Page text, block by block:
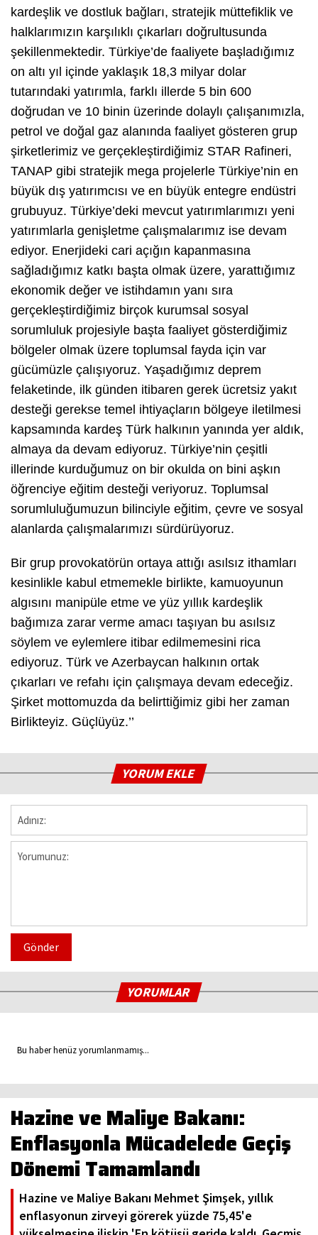
kardeşlik ve dostluk bağları, stratejik müttefiklik ve
halklarımızın karşılıklı çıkarları doğrultusunda
şekillenmektedir. Türkiye’de faaliyete başladığımız
on altı yıl içinde yaklaşık 18,3 milyar dolar
tutarındaki yatırımla, farklı illerde 5 bin 600
doğrudan ve 10 binin üzerinde dolaylı çalışanımızla,
petrol ve doğal gaz alanında faaliyet gösteren grup
şirketlerimiz ve gerçekleştirdiğimiz STAR Rafineri,
TANAP gibi stratejik mega projelerle Türkiye’nin en
büyük dış yatırımcısı ve en büyük entegre endüstri
grubuyuz. Türkiye’deki mevcut yatırımlarımızı yeni
yatırımlarla genişletme çalışmalarımız ise devam
ediyor. Enerjideki cari açığın kapanmasına
sağladığımız katkı başta olmak üzere, yarattığımız
ekonomik değer ve istihdamın yanı sıra
gerçekleştirdiğimiz birçok kurumsal sosyal
sorumluluk projesiyle başta faaliyet gösterdiğimiz
bölgeler olmak üzere toplumsal fayda için var
gücümüzle çalışıyoruz. Yaşadığımız deprem
felaketinde, ilk günden itibaren gerek ücretsiz yakıt
desteği gerekse temel ihtiyaçların bölgeye iletilmesi
kapsamında kardeş Türk halkının yanında yer aldık,
almaya da devam ediyoruz. Türkiye’nin çeşitli
illerinde kurduğumuz on bir okulda on bini aşkın
öğrenciye eğitim desteği veriyoruz. Toplumsal
sorumluluğumuzun bilinciyle eğitim, çevre ve sosyal
alanlarda çalışmalarımızı sürdürüyoruz.
Bir grup provokatörün ortaya attığı asılsız ithamları
kesinlikle kabul etmemekle birlikte, kamuoyunun
algısını manipüle etme ve yüz yıllık kardeşlik
bağımıza zarar verme amacı taşıyan bu asılsız
söylem ve eylemlere itibar edilmemesini rica
ediyoruz. Türk ve Azerbaycan halkının ortak
çıkarları ve refahı için çalışmaya devam edeceğiz.
Şirket mottomuzda da belirttiğimiz gibi her zaman
Birlikteyiz. Güçlüyüz.’’
YORUM EKLE
Gönder
YORUMLAR
Bu haber henüz yorumlanmamış...
Hazine ve Maliye Bakanı:
Enflasyonla Mücadelede Geçiş
Dönemi Tamamlandı
Hazine ve Maliye Bakanı Mehmet Şimşek, yıllık
enflasyonun zirveyi görerek yüzde 75,45'e